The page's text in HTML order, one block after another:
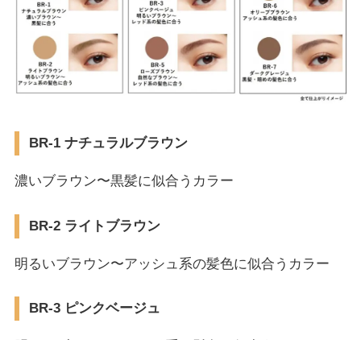
BR-1 ナチュラルブラウン
濃いブラウン〜黒髪に似合うカラー
BR-2 ライトブラウン
明るいブラウン〜アッシュ系の髪色に似合うカラー
BR-3 ピンクベージュ